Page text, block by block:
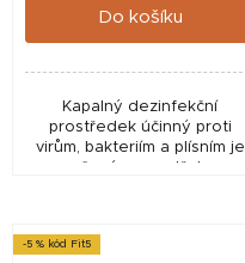
Do košíku
Kapalný dezinfekční
prostředek účinný proti
virům, bakteriím a plísním je
určený pro potřeby
-5 % kód Fit5